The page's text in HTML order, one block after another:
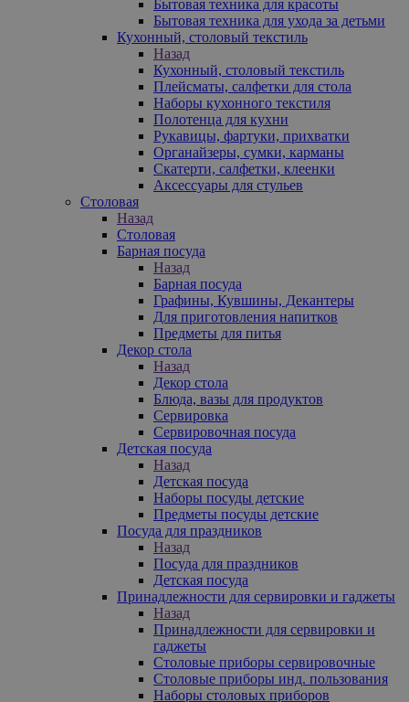
Бытовая техника для красоты
Бытовая техника для ухода за детьми
Кухонный, столовый текстиль
Назад
Кухонный, столовый текстиль
Плейсматы, салфетки для стола
Наборы кухонного текстиля
Полотенца для кухни
Рукавицы, фартуки, прихватки
Органайзеры, сумки, карманы
Скатерти, салфетки, клеенки
Аксессуары для стульев
Столовая
Назад
Столовая
Барная посуда
Назад
Барная посуда
Графины, Кувшины, Декантеры
Для приготовления напитков
Предметы для питья
Декор стола
Назад
Декор стола
Блюда, вазы для продуктов
Сервировка
Сервировочная посуда
Детская посуда
Назад
Детская посуда
Наборы посуды детские
Предметы посуды детские
Посуда для праздников
Назад
Посуда для праздников
Детская посуда
Принадлежности для сервировки и гаджеты
Назад
Принадлежности для сервировки и
гаджеты
Столовые приборы сервировочные
Столовые приборы инд. пользования
Наборы столовых приборов